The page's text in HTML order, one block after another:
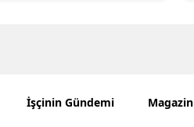
İşçinin Gündemi Magazin